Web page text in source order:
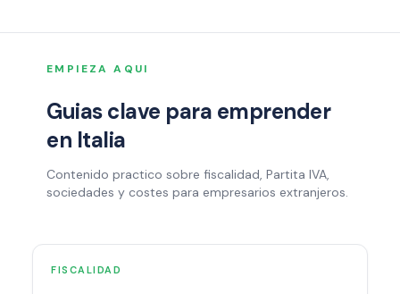
EMPIEZA AQUI
Guias clave para emprender
en Italia
Contenido practico sobre fiscalidad, Partita IVA,
sociedades y costes para empresarios extranjeros.
FISCALIDAD